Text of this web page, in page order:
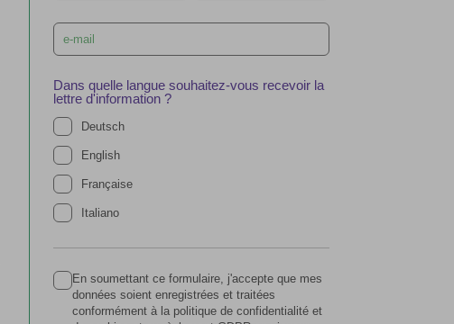
Dans quelle langue souhaitez-vous recevoir la
lettre d'information ?
Deutsch
English
Française
Italiano
En soumettant ce formulaire, j'accepte que mes
données soient enregistrées et traitées
conformément à la politique de confidentialité et